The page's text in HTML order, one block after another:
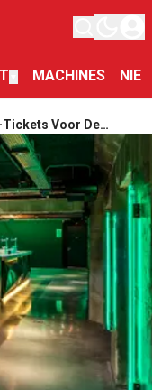
MACHINES
Tickets Voor De
Opening Van De
In De Heineken